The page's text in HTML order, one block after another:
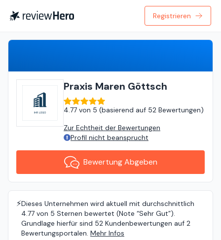
Registrieren
Praxis Maren Göttsch
4.77 von 5 (basierend auf 52 Bewertungen)
Zur Echtheit der Bewertungen
Profil nicht beansprucht
Bewertung Abgeben
⚡️Dieses Unternehmen wird aktuell mit durchschnittlich
4.77 von 5 Sternen bewertet (Note “Sehr Gut”).
Grundlage hierfür sind 52 Kundenbewertungen auf 2
Bewertungsportalen. Mehr Infos